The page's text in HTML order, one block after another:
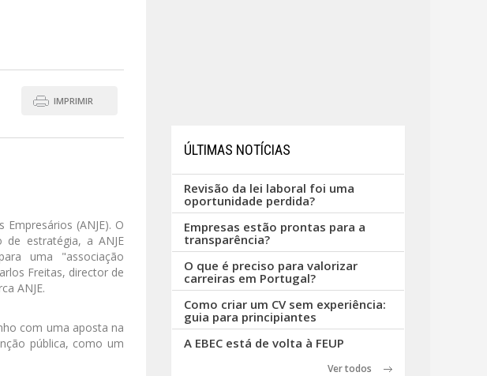
IMPRIMIR
(ANJE). O
estratégia, a ANJE
uma "associação
Freitas, director de
ANJE.
com uma aposta na
pública, como um
ÚLTIMAS NOTÍCIAS
Revisão da lei laboral foi uma
oportunidade perdida?
Empresas estão prontas para a
transparência?
O que é preciso para valorizar
carreiras em Portugal?
Como criar um CV sem experiência:
guia para principiantes
A EBEC está de volta à FEUP
Ver todos